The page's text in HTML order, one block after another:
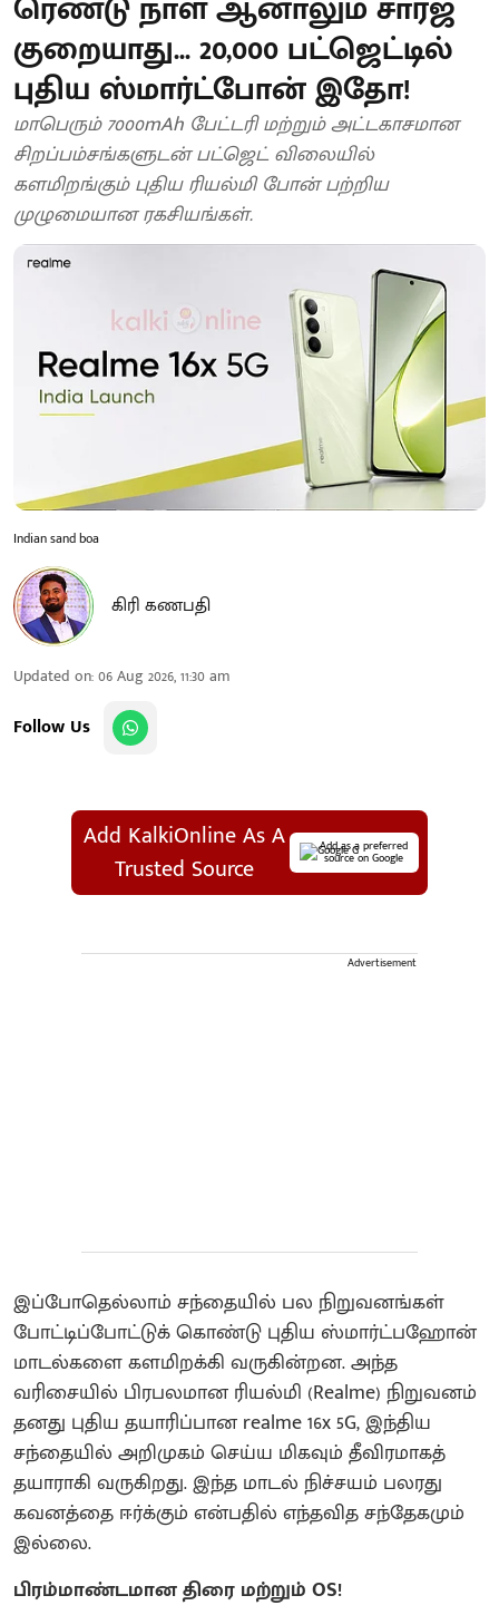
குறையாது... 20,000 பட்ஜெட்டில்
புதிய ஸ்மார்ட்போன் இதோ!
மாபெரும் 7000mAh பேட்டரி மற்றும் அட்டகாசமான
சிறப்பம்சங்களுடன் பட்ஜெட் விலையில்
களமிறங்கும் புதிய ரியல்மி போன் பற்றிய
முழுமையான ரகசியங்கள்.
Indian sand boa
கிரி கணபதி
Updated on:06 Aug 2026, 11:30 am
Follow Us
Add KalkiOnline As A
Trusted Source
Add as a preferred
source on Google
Advertisement
இப்போதெல்லாம் சந்தையில் பல நிறுவனங்கள்
போட்டிப்போட்டுக் கொண்டு புதிய ஸ்மார்ட்பஹோன்
மாடல்களை களமிறக்கி வருகின்றன. அந்த
வரிசையில் பிரபலமான ரியல்மி (Realme) நிறுவனம்
தனது புதிய தயாரிப்பான realme 16x 5G, இந்திய
சந்தையில் அறிமுகம் செய்ய மிகவும் தீவிரமாகத்
தயாராகி வருகிறது. இந்த மாடல் நிச்சயம் பலரது
கவனத்தை ஈர்க்கும் என்பதில் எந்தவித சந்தேகமும்
இல்லை.
பிரம்மாண்டமான திரை மற்றும் OS!